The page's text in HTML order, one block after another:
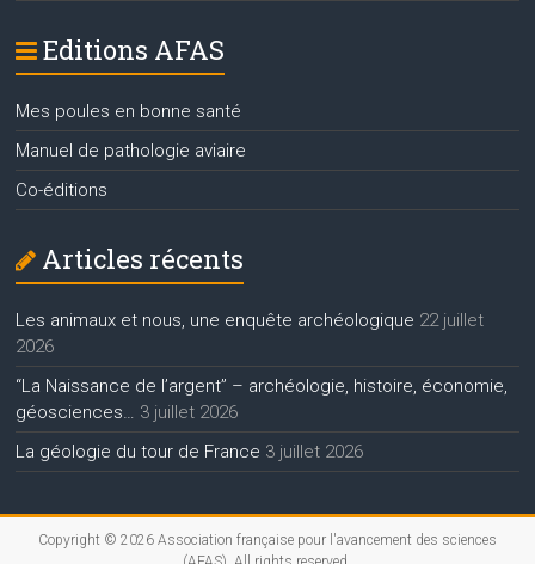
Editions AFAS
Mes poules en bonne santé
Manuel de pathologie aviaire
Co-éditions
Articles récents
Les animaux et nous, une enquête archéologique 22 juillet
2026
“La Naissance de l’argent” – archéologie, histoire, économie,
géosciences… 3 juillet 2026
La géologie du tour de France 3 juillet 2026
Copyright © 2026 Association française pour l'avancement des sciences